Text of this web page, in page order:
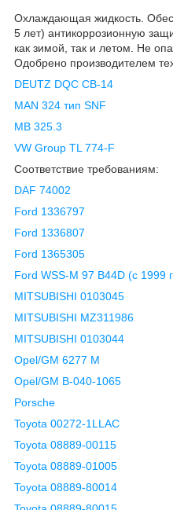
Охлаждающая жидкость.
5 лет) антикоррозионную
как зимой, так и летом. Не
Одобрено производителем
DEUTZ DQC CB-14
MAN 324 тип SNF
MB 325.3
VW Group TL 774-F
Соответствие требованиям:
DAF 74002
Ford 1336797
Ford 1336807
Ford 1365305
Ford WSS-M 97 B44D (с 1999
MITSUBISHI 0103045
MITSUBISHI MZ311986
MITSUBISHI 0103044
Opel/GM 6277 M
Opel/GM B-040-1065
Porsche
Toyota 00272-1LLAC
Toyota 08889-00115
Toyota 08889-01005
Toyota 08889-80014